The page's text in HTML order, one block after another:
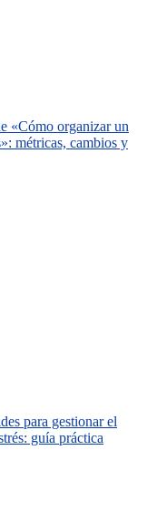
«Cómo organizar un
métricas, cambios y
para gestionar el
guía práctica